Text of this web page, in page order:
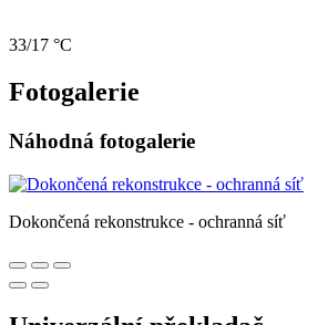
33/17 °C
Fotogalerie
Náhodná fotogalerie
Dokončená rekonstrukce - ochranná síť